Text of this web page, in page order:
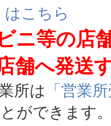
こちら
ニ等の店
舗へ発送
所は 「営業
ができます